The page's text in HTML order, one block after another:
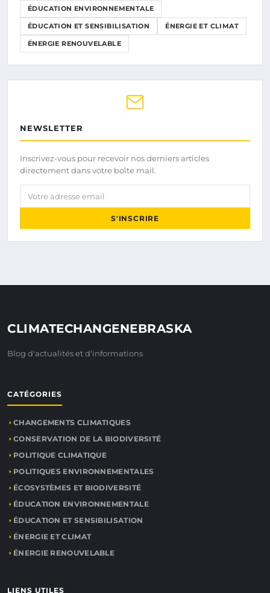
ÉDUCATION ENVIRONNEMENTALE
ÉDUCATION ET SENSIBILISATION ÉNERGIE ET CLIMAT
ÉNERGIE RENOUVELABLE
NEWSLETTER
Inscrivez-vous pour recevoir nos derniers articles
directement dans votre boîte mail.
Votre adresse email
S'INSCRIRE
CLIMATECHANGENEBRASKA
Blog d'actualités et d'informations
CATÉGORIES
CHANGEMENTS CLIMATIQUES
CONSERVATION DE LA BIODIVERSITÉ
POLITIQUE CLIMATIQUE
POLITIQUES ENVIRONNEMENTALES
ÉCOSYSTÈMES ET BIODIVERSITÉ
ÉDUCATION ENVIRONNEMENTALE
ÉDUCATION ET SENSIBILISATION
ÉNERGIE ET CLIMAT
ÉNERGIE RENOUVELABLE
LIENS UTILES